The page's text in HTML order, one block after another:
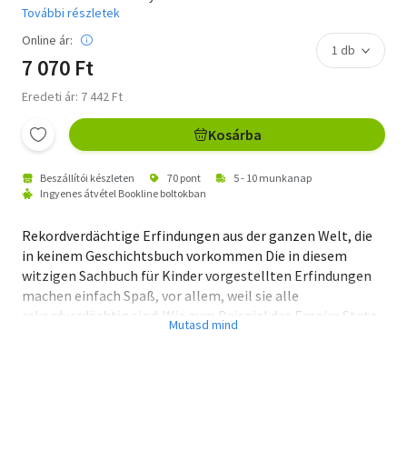
További részletek
Online ár:
7 070 Ft
Eredeti ár: 7 442 Ft
Kosárba
Beszállítói készleten 70 pont
5 - 10 munkanap
Ingyenes átvétel Bookline boltokban
Rekordverdächtige Erfindungen aus der ganzen Welt, die
in keinem Geschichtsbuch vorkommen Die in diesem
witzigen Sachbuch für Kinder vorgestellten Erfindungen
machen einfach Spaß, vor allem, weil sie alle
rekordverdächtig sind: Wie zum Beispiel das Empire State